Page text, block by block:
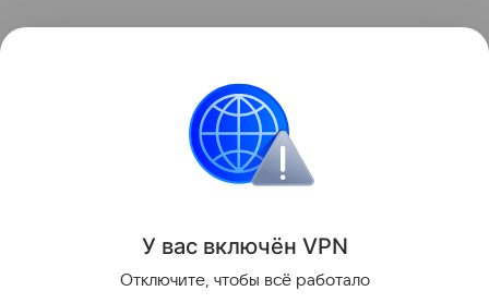
У вас включён VPN
Отключите, чтобы всё работало